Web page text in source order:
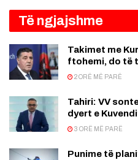
Të ngjajshme
Takimet me
ftohemi, do të
2 ORË MË PARË
Tahiri: VV
dyert e
3 ORË MË PARË
Punime të